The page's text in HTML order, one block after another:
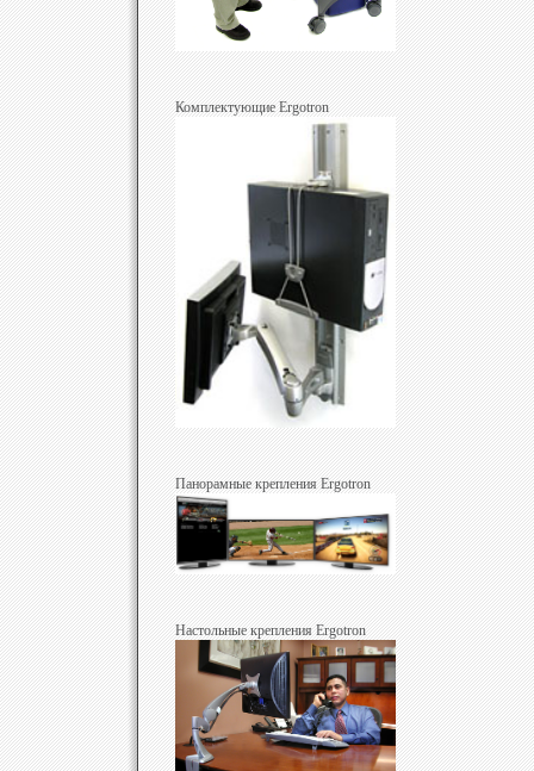
Комплектующие Ergotron
Панорамные крепления Ergotron
Настольные крепления Ergotron